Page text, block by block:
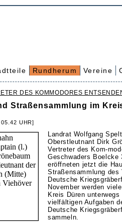
Rundherum Vereine
DES KOMMODORES
Straßensammlung im
UHR]
Landrat Wolfgang
Oberstleutnant Dirk
Vertreter des Kom-
Geschwaders Boelcke
eröffneten jetzt die
Straßensammlung des
Deutsche
November werden
Kreis Düren
vielfältigen Aufgaben
Deutsche
sammeln.